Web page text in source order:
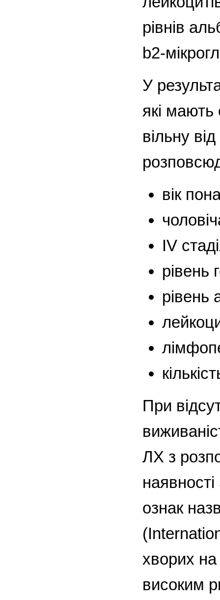
рівнів
b2-
У
які мають
вільну
вік
IV
рівень
рівень
При
ЛХ з
ознак
хворих
високим